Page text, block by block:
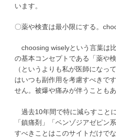
います。
〇薬や検査は最小限にする。
choosing wiselyという言葉は
の基本コンセプトである「薬や
（というよりも私が医師になっ
はいつも副作用を考慮すべきで
せん。被爆や痛みが伴うこともあ
過去10年間で特に減らすこと
「鎮痛剤」「ベンゾジアゼピン
すべきことはこのサイトだけで